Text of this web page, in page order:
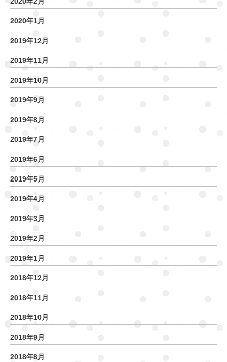
2020年1月
2019年12月
2019年11月
2019年10月
2019年9月
2019年8月
2019年7月
2019年6月
2019年5月
2019年4月
2019年3月
2019年2月
2019年1月
2018年12月
2018年11月
2018年10月
2018年9月
2018年8月